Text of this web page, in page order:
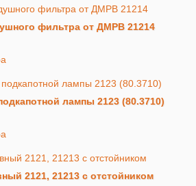
фильтра от ДМРВ 21214
лампы 2123 (80.3710)
2121, 21213 с отстойником